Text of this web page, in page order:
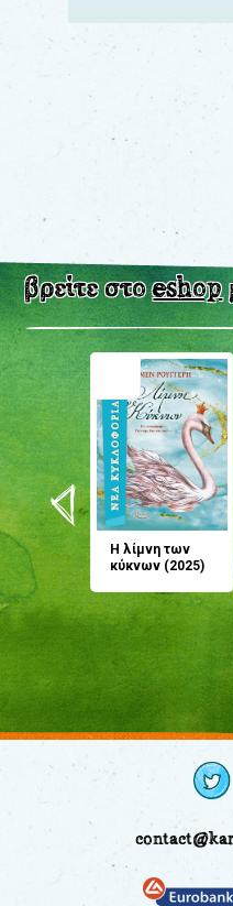
βρείτε στοeshop
Η λίμνη των
κύκνων (2025)